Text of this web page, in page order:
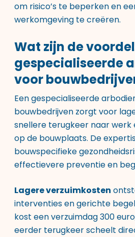
om risico’s te beperken en
werkomgeving te creëren.
Wat zijn de
gespecialiseerde
voor
Een gespecialiseerde
bouwbedrijven zorgt voor
snellere terugkeer naar werk
op de bouwplaats. De
bouwspecifieke
effectievere preventie en
Lagere verzuimkosten
interventies en gerichte
kost een verzuimdag 300
eerder terugkeer scheelt